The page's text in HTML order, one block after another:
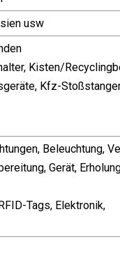
usw
Kisten/
Kfz-
Beleuchtung,
Gerät,
Tags, Elektronik,